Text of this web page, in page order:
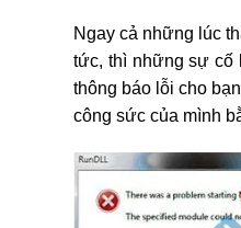
Ngay cả những lúc
tức, thì những sự cố
thông báo lỗi cho
công sức của mình